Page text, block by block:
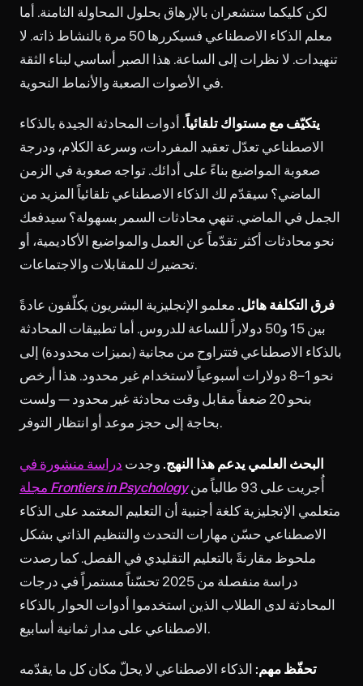
لكن كليكما ستشعران بالإرهاق بحلول المحاولة الثامنة. أما
معلم الذكاء الاصطناعي فسيكررها 50 مرة بالنشاط ذاته. لا
تنهيدات. لا نظرات إلى الساعة. هذا الصبر أساسي لبناء الثقة
في الأصوات الصعبة والأنماط النحوية.
يتكيّف مع مستواك تلقائياً. أدوات المحادثة الجيدة بالذكاء
الاصطناعي تعدّل تعقيد المفردات، وسرعة الكلام، ودرجة
صعوبة المواضيع بناءً على أدائك. تواجه صعوبة في الزمن
الماضي؟ سيقدّم لك الذكاء الاصطناعي تلقائياً المزيد من
الجمل في الماضي. تنهي محادثات السمر بسهولة؟ سيدفعك
نحو محادثات أكثر تقدّماً عن العمل والمواضيع الأكاديمية، أو
تحضيرك للمقابلات والاجتماعات.
فرق التكلفة هائل. معلمو الإنجليزية البشريون يكلّفون عادةً
بين 15 و50 دولاراً للساعة للدروس. أما تطبيقات المحادثة
بالذكاء الاصطناعي فتتراوح من مجانية (بميزات محدودة) إلى
نحو 1–8 دولارات أسبوعياً لاستخدام غير محدود. هذا أرخص
بنحو 20 ضعفاً مقابل وقت محادثة غير محدود — ولست
بحاجة إلى حجز موعد أو انتظار التوفر.
البحث العلمي يدعم هذا النهج. وجدت دراسة منشورة في
Frontiers in Psychologyأُجريت على 93 طالباً من
متعلمي الإنجليزية كلغة أجنبية أن التعليم المعتمد على الذكاء
الاصطناعي حسّن مهارات التحدث والتنظيم الذاتي بشكل
ملحوظ مقارنةً بالتعليم التقليدي في الفصل. كما رصدت
دراسة منفصلة من 2025 تحسّناً مستمراً في درجات
المحادثة لدى الطلاب الذين استخدموا أدوات الحوار بالذكاء
الاصطناعي على مدار ثمانية أسابيع.
تحفّظ مهم: الذكاء الاصطناعي لا يحلّ مكان كل ما يقدّمه